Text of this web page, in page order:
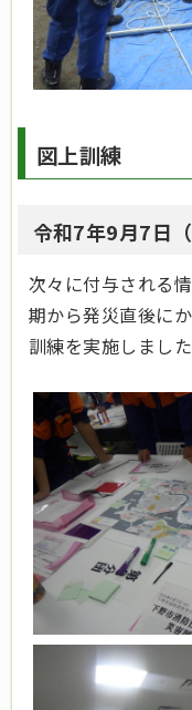
図上訓練
令和7年9月7日（
次々に付与される
期から発災直後に
訓練を実施しました